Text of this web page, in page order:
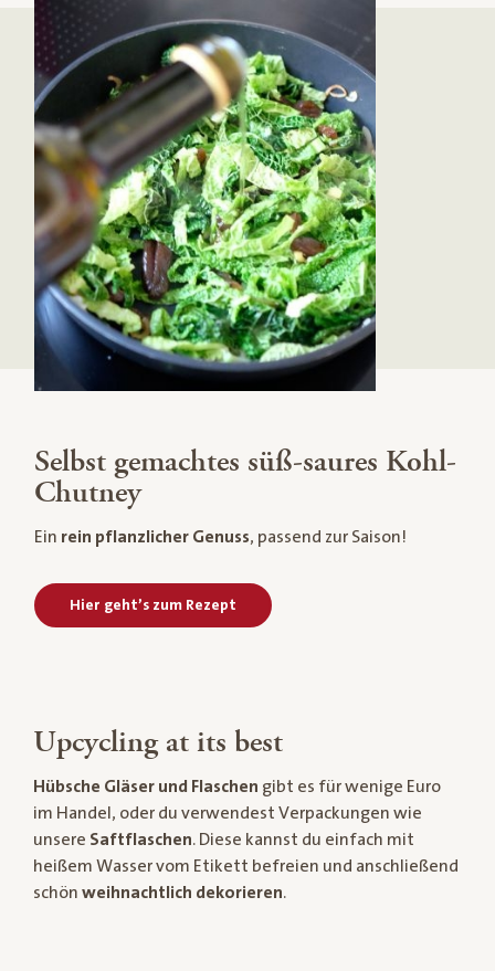
Selbst gemachtes süß-saures Kohl-
Chutney
Ein rein pflanzlicher Genuss, passend zur Saison!
Hier geht’s zum Rezept
Upcycling at its best
Hübsche Gläser und Flaschen gibt es für wenige Euro
im Handel, oder du verwendest Verpackungen wie
unsere Saftflaschen. Diese kannst du einfach mit
heißem Wasser vom Etikett befreien und anschließend
schön weihnachtlich dekorieren.